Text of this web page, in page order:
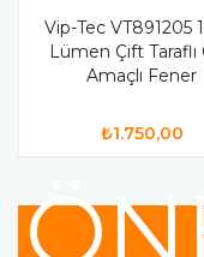
Vip-Tec VT891205
Lümen Çift Taraflı
Amaçlı Fener
₺1.750,00